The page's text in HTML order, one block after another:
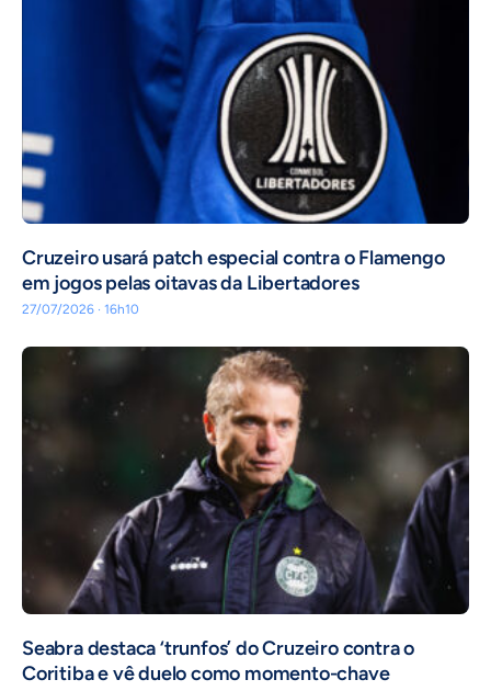
Cruzeiro usará patch especial contra o Flamengo
em jogos pelas oitavas da Libertadores
27/07/2026 · 16h10
Seabra destaca ‘trunfos’ do Cruzeiro contra o
Coritiba e vê duelo como momento-chave